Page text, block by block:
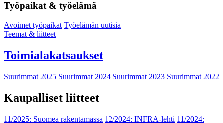
Työpaikat & työelämä
Avoimet työpaikat Työelämän uutisia
Teemat & liitteet
Toimialakatsaukset
Suurimmat 2025 Suurimmat 2024 Suurimmat 2023 Suurimmat 2022
Kaupalliset liitteet
11/2025: Suomea rakentamassa 12/2024: INFRA-lehti 11/2024: